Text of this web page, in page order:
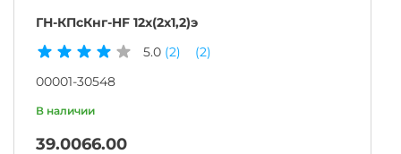
ГН-КПсКнг-HF 12х(2х1,2)э
5.0 (2)
(2)
00001-30548
39.0066.00